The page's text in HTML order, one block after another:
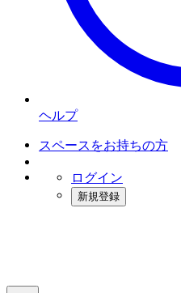
ヘルプ
スペースをお持ちの方
ログイン
新規登録